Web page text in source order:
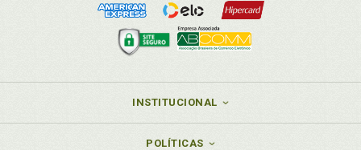
INSTITUCIONAL
POLÍTICAS